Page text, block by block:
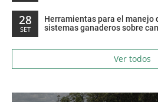
28
SET
Herramientas para el manejo
sistemas ganaderos sobre
Ver todos